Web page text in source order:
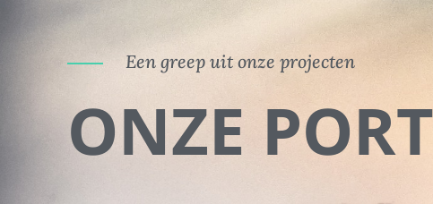
Een greep uit onze projecten
ONZE